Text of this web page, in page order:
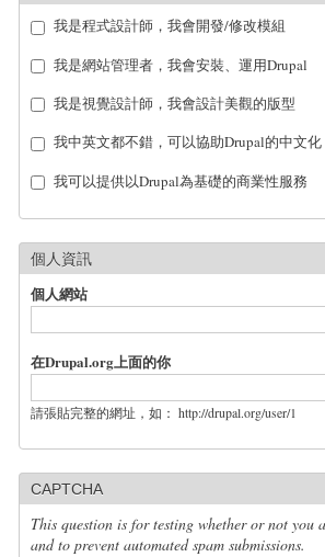
我是程式設計師，我會開發/修改模組
我是網站管理者，我會安裝、運用Drupal
我是視覺設計師，我會設計美觀的版型
我中英文都不錯，可以協助Drupal的中文化
我可以提供以Drupal為基礎的商業性服務
個人資訊
個人網站
在Drupal.org上面的你
請張貼完整的網址，如： http://drupal.org/user/1
CAPTCHA
This question is for testing whether or not you
and to prevent automated spam submissions.